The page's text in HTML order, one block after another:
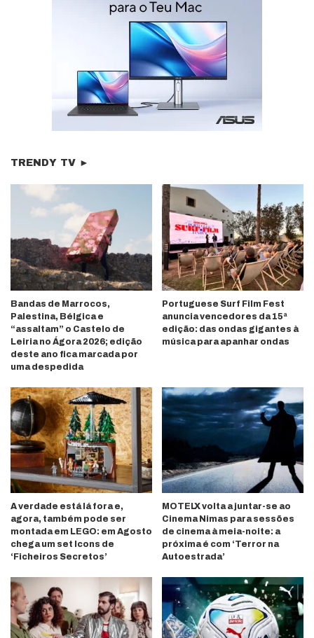
TRENDY TV ►
Bandas de Marrocos,
Palestina, Bélgica e
“assaltam” o Castelo de
Leiria no Ágora 2026; edição
deste ano fica marcada por
uma despedida
Portuguese Surf Film Fest
anuncia vencedores da 15ª
edição: das ondas gigantes à
música para apanhar ondas
A verdade está lá fora e,
agora, também pode ser
montada em LEGO: em Agosto
chega um set Icons de
‘Ficheiros Secretos’
MOTELX volta a juntar-se ao
Cinema Nimas para sessões
de cinema à meia-noite: a
próxima é com ‘Terror na
Autoestrada’